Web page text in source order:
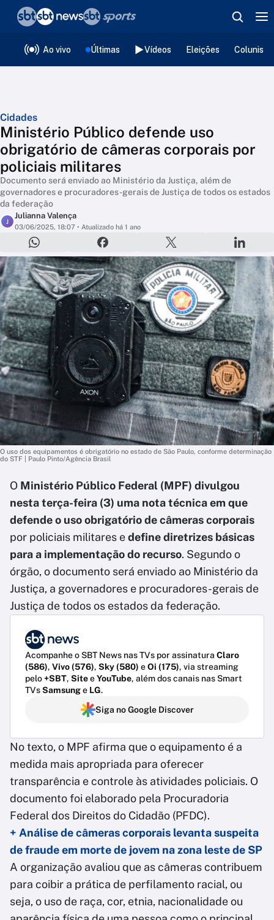
Ao vivo Últimas Vídeos Eleições
Cidades
Ministério Público defende uso
obrigatório de câmeras corporais por
policiais militares
Documento será enviado ao Ministério da Justiça, além de
governadores e procuradores-gerais de Justiça de todos os estados
da federação
J
Julianna Valença
03/06/2025, 18:07 • Atualizado há 1 ano
O uso dos equipamentos é obrigatório no estado de São Paulo, conforme determinação
do STF | Paulo Pinto/Agência Brasil
O Ministério Público Federal (MPF) divulgou
nesta terça-feira (3) uma nota técnica em que
defende o uso obrigatório de câmeras corporais
por policiais militares edefine diretrizes básicas
para a implementação do recurso. Segundo o
órgão, o documento será enviado ao Ministério da
Justiça, a governadores e procuradores-gerais de
Justiça de todos os estados da federação.
Acompanhe o SBT News nas TVs por assinatura Claro
(586), Vivo (576), Sky (580) eOi (175), via streaming
pelo+SBT, SiteeYouTube, além dos canais nas Smart
TVsSamsunge LG.
Siga no Google Discover
No texto, o MPF afirma que o equipamento é a
medida mais apropriada para oferecer
transparência e controle às atividades policiais. O
documento foi elaborado pela Procuradoria
Federal dos Direitos do Cidadão (PFDC).
+ Análise de câmeras corporais levanta suspeita
de fraude em morte de jovem na zona leste de SP
A organização avaliou que as câmeras contribuem
para coibir a prática de perfilamento racial, ou
seja, o uso de raça, cor, etnia, nacionalidade ou
❮voltar
Editorias